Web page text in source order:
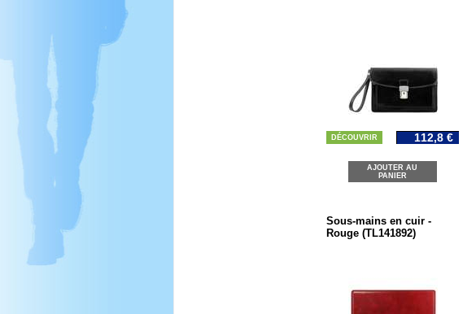
DÉCOUVRIR 112,8 €
AJOUTER AU
PANIER
Sous-mains en cuir -
Rouge (TL141892)